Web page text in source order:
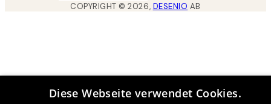
COPYRIGHT ©2026, DESENIO AB
Diese Webseite verwendet Cookies.